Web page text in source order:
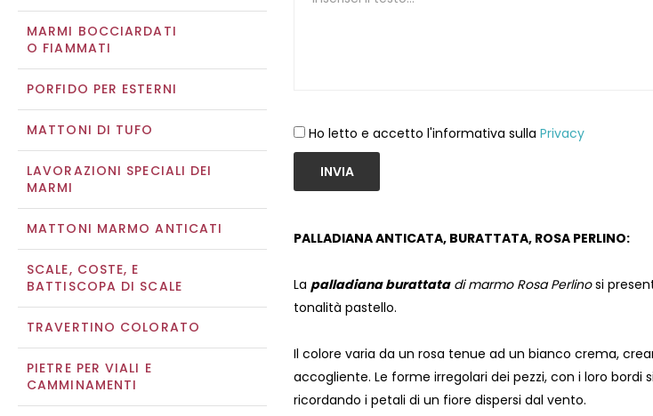
MARMI BOCCIARDATI
O FIAMMATI
PORFIDO PER ESTERNI
MATTONI DI TUFO
LAVORAZIONI SPECIALI DEI
MARMI
MATTONI MARMO ANTICATI
SCALE, COSTE, E
BATTISCOPA DI SCALE
TRAVERTINO COLORATO
PIETRE PER VIALI E
CAMMINAMENTI
Ho letto e accetto l'informativa sulla Privacy
INVIA
PALLADIANA ANTICATA, BURATTATA, ROSA PERLINO:
La palladiana burattatadi marmo Rosa Perlinosi
tonalità pastello.
Il colore varia da un rosa tenue ad un bianco crema,
accogliente. Le forme irregolari dei pezzi, con i loro
ricordando i petali di un fiore dispersi dal vento.